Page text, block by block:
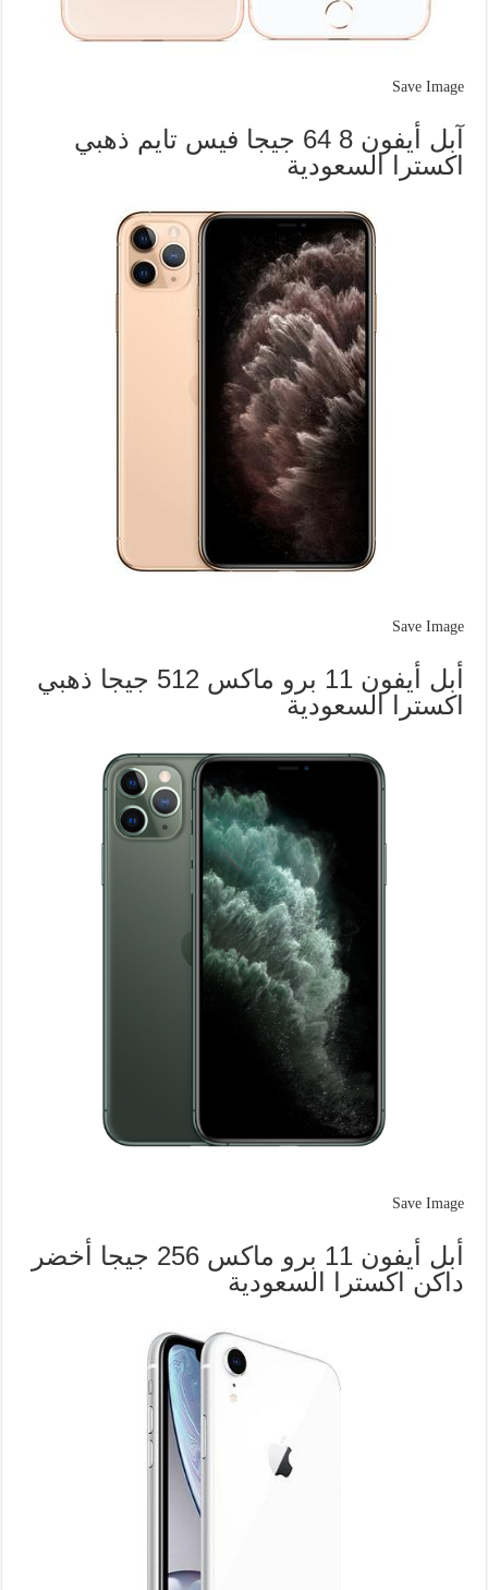
Save Image
آبل أيفون 8 64 جيجا فيس تايم ذهبي
اكسترا السعودية
Save Image
أبل أيفون 11 برو ماكس 512 جيجا ذهبي
اكسترا السعودية
Save Image
أبل أيفون 11 برو ماكس 256 جيجا أخضر
داكن اكسترا السعودية